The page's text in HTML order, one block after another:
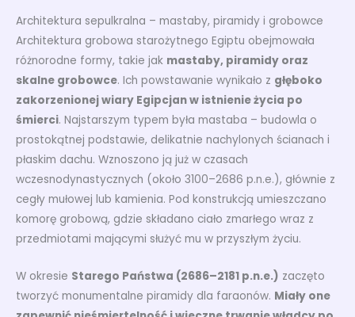
Architektura sepulkralna – mastaby, piramidy i grobowce
Architektura grobowa starożytnego Egiptu obejmowała
różnorodne formy, takie jak mastaby, piramidy oraz
skalne grobowce. Ich powstawanie wynikało z głęboko
zakorzenionej wiary Egipcjan w istnienie życia po
śmierci. Najstarszym typem była mastaba – budowla o
prostokątnej podstawie, delikatnie nachylonych ścianach i
płaskim dachu. Wznoszono ją już w czasach
wczesnodynastycznych (około 3100–2686 p.n.e.), głównie z
cegły mułowej lub kamienia. Pod konstrukcją umieszczano
komorę grobową, gdzie składano ciało zmarłego wraz z
przedmiotami mającymi służyć mu w przyszłym życiu.
W okresie Starego Państwa (2686–2181 p.n.e.) zaczęto
tworzyć monumentalne piramidy dla faraonów. Miały one